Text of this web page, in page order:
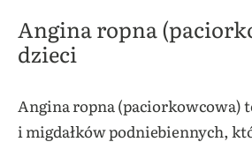
Angina ropna
dzieci
Angina ropna (paciorkowcowa)
i migdałków podniebiennych,